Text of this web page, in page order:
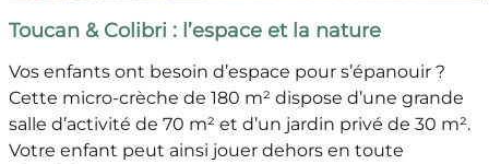
Toucan & Colibri : l’espace et la nature
Vos enfants ont besoin d’espace pour s’épanouir ?
Cette micro-crèche de 180 m² dispose d’une grande
salle d’activité de 70 m² et d’un jardin privé de 30 m².
Votre enfant peut ainsi jouer dehors en toute